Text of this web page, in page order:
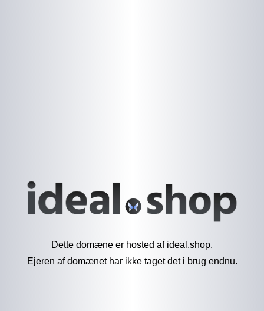
Dette domæne er hosted af ideal.shop.
Ejeren af domænet har ikke taget det i brug endnu.